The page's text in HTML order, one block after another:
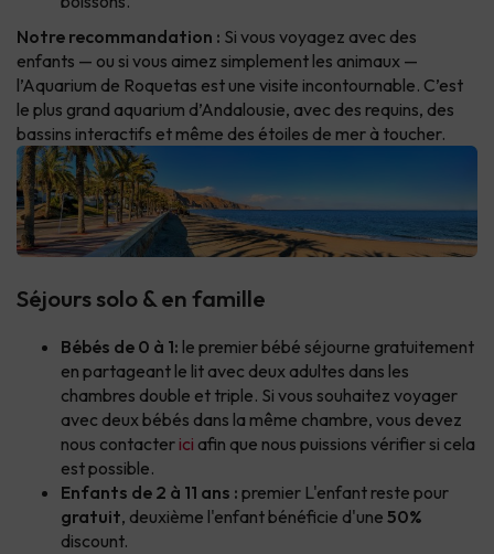
Notre recommandation : Si vous voyagez avec des
enfants — ou si vous aimez simplement les animaux —
l’Aquarium de Roquetas est une visite incontournable. C’est
le plus grand aquarium d’Andalousie, avec des requins, des
bassins interactifs et même des étoiles de mer à toucher.
Séjours solo & en famille
Bébés de 0 à 1: le premier bébé séjourne gratuitement
en partageant le lit avec deux adultes dans les
chambres double et triple. Si vous souhaitez voyager
avec deux bébés dans la même chambre, vous devez
nous contacterici afin que nous puissions vérifier si cela
est possible.
Enfants de 2 à 11 ans : premier L'enfant reste pour
gratuit, deuxième l'enfant bénéficie d'une 50%
discount.